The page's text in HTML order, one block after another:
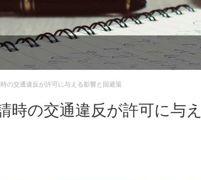
の交通違反が許可に与える影響と回避策
時の交通違反が許可に与